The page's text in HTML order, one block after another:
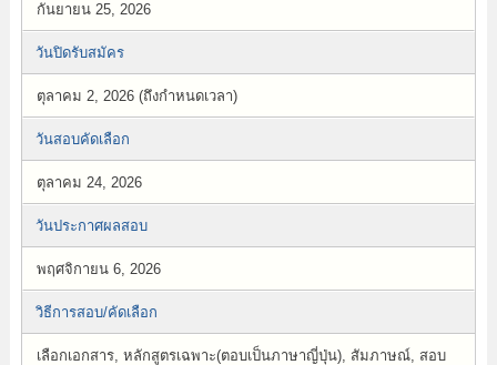
กันยายน 25, 2026
วันปิดรับสมัคร
ตุลาคม 2, 2026 (ถึงกำหนดเวลา)
วันสอบคัดเลือก
ตุลาคม 24, 2026
วันประกาศผลสอบ
พฤศจิกายน 6, 2026
วิธีการสอบ/คัดเลือก
เลือกเอกสาร, หลักสูตรเฉพาะ(ตอบเป็นภาษาญี่ปุ่น), สัมภาษณ์, สอบ